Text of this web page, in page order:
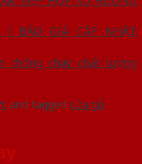
| BÁO GIÁ CẬP NHẬT
chống cháy chất lượng
and tagged cửa gỗ